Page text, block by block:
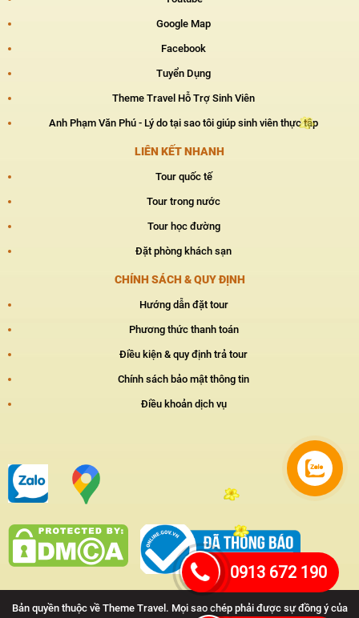
Google Map
Facebook
Tuyển Dụng
Theme Travel Hỗ Trợ Sinh Viên
Anh Phạm Văn Phú - Lý do tại sao tôi giúp sinh viên thực tập
LIÊN KẾT NHANH
Tour quốc tế
Tour trong nước
Tour học đường
Đặt phòng khách sạn
CHÍNH SÁCH & QUY ĐỊNH
Hướng dẫn đặt tour
Phương thức thanh toán
Điều kiện & quy định trả tour
Chính sách bảo mật thông tin
Điều khoản dịch vụ
Bản quyền thuộc về Theme Travel. Mọi sao chép phải được sự đồng ý của
0913 672 190